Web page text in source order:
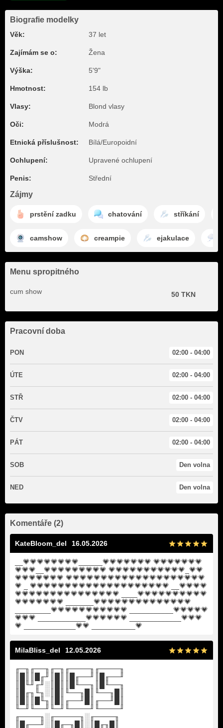
Biografie modelky
Věk: 37 let
Zajímám se o: Žena
Výška: 5'9"
Hmotnost: 154 lb
Vlasy: Blond vlasy
Oči: Modrá
Etnická příslušnost: Bílá/Europoidní
Ochlupení: Upravené ochlupení
Penis: Střední
Zájmy
prstění zadku chatování stříkání
camshow creampie ejakulace
Menu spropitného
cum show 50 TKN
Pracovní doba
PON 02:00 - 04:00
ÚTE 02:00 - 04:00
STŘ 02:00 - 04:00
ČTV 02:00 - 04:00
PÁT 02:00 - 04:00
SOB Den volna
NED Den volna
Komentáře (2)
KateBloom_del 16.05.2026
__💗💗💗💗💗💗💗💗______💗💗💗💗💗💗💗 💗💗💗💗💗💗💗
💗💗💗__💗💗💗💗💗💗💗💗💗 💗💗💗💗💗💗💗💗💗💗💗_💗💗
💗💗💗💗💗💗💗 💗💗💗💗💗💗💗💗💗💗💗💗💗💗💗💗💗💗💗💗
💗 _ 💗💗💗💗💗💗💗💗💗💗💗💗💗💗💗💗💗💗💗💗 __💗💗💗💗
💗💗💗💗💗💗💗💗💗💗💗💗💗💗💗 ____💗💗💗💗💗💗💗💗💗💗
💗💗💗💗💗💗💗 _______💗💗💗💗💗💗💗💗💗💗💗💗💗💗
_________💗💗💗💗💗💗💗💗💗💗💗 ___________💗💗💗💗💗
💗💗💗 ____________💗💗💗💗💗💗 _____________💗💗💗
💗 _____________💗💗 ___________💗
MilaBliss_del 12.05.2026
╓─╖╓──╖╓─╖╓────╖╓────╖
║█║║█╓╜║█║║█╓──╜║█╓──╜
║█╙╜╓╜░║█║║█╙──╖║█╙──╖
║█╓╖╙╖░║█║╙──╖█║╙──╖█║
║█║║█╙╖║█║╓──╜█║╓──╜█║
╙─╜╙──╜╙─╜╙────╜╙────╜
╓────╖░╓─────╖░╓────╖
║█╓──╜░║█╓─╖█║░║█╓╖█║